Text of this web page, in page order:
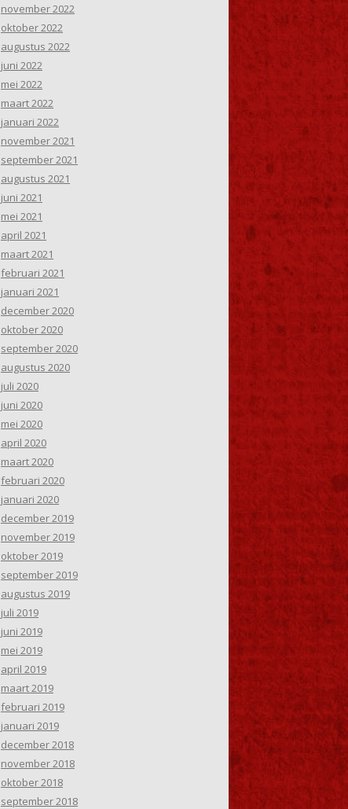
november 2022
oktober 2022
augustus 2022
juni 2022
mei 2022
maart 2022
januari 2022
november 2021
september 2021
augustus 2021
juni 2021
mei 2021
april 2021
maart 2021
februari 2021
januari 2021
december 2020
oktober 2020
september 2020
augustus 2020
juli 2020
juni 2020
mei 2020
april 2020
maart 2020
februari 2020
januari 2020
december 2019
november 2019
oktober 2019
september 2019
augustus 2019
juli 2019
juni 2019
mei 2019
april 2019
maart 2019
februari 2019
januari 2019
december 2018
november 2018
oktober 2018
september 2018